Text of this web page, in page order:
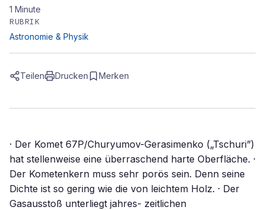
1 Minute
RUBRIK
Astronomie & Physik
Teilen Drucken Merken
· Der Komet 67P/Churyumov-Gerasimenko („Tschuri”)
hat stellenweise eine überraschend harte Oberfläche. ·
Der Kometenkern muss sehr porös sein. Denn seine
Dichte ist so gering wie die von leichtem Holz. · Der
Gasausstoß unterliegt jahres- zeitlichen